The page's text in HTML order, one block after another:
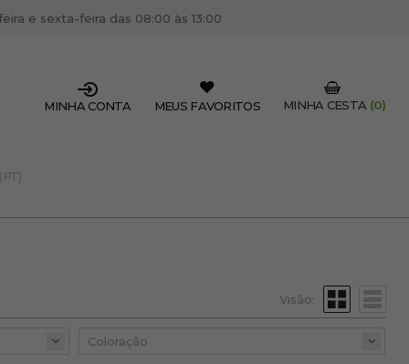
CRIAR CONTA PROFISSIONAL
e sexta-feira das 08:00 às 13:00
MINHA CESTA (0)
MEUS FAVORITOS
MINHA CONTA
(PT)
Visão: